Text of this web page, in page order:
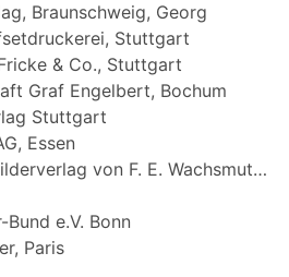
Braunschweig, Georg
Stuttgart
& Co., Stuttgart
Graf Engelbert, Bochum
Stuttgart
Essen
von F. E. Wachsmuth, Leipzig
e.V. Bonn
Paris